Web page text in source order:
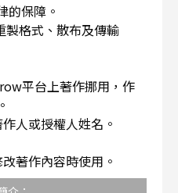
的保障。
製格式、散布及傳輸
平台上著作挪用，作
作人或授權人姓名。
著作內容時使用。